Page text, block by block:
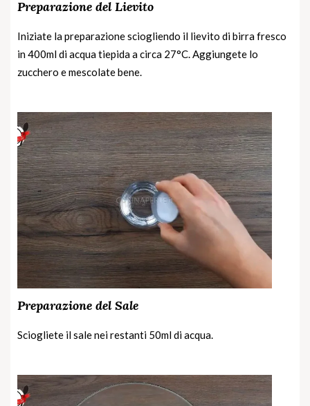
Preparazione del Lievito
Iniziate la preparazione sciogliendo il lievito di birra fresco
in 400ml di acqua tiepida a circa 27°C. Aggiungete lo
zucchero e mescolate bene.
Preparazione del Sale
Sciogliete il sale nei restanti 50ml di acqua.